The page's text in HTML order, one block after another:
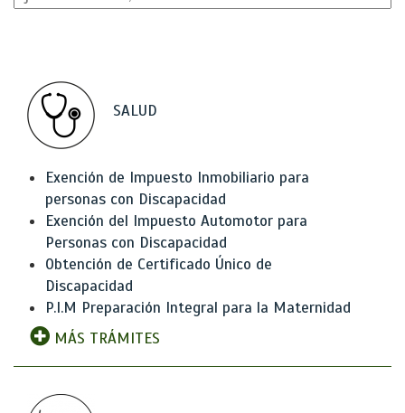
SALUD
Exención de Impuesto Inmobiliario para
personas con Discapacidad
Exención del Impuesto Automotor para
Personas con Discapacidad
Obtención de Certificado Único de
Discapacidad
P.I.M Preparación Integral para la Maternidad
MÁS TRÁMITES